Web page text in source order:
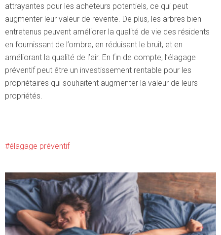
attrayantes pour les acheteurs potentiels, ce qui peut
augmenter leur valeur de revente. De plus, les arbres bien
entretenus peuvent améliorer la qualité de vie des résidents
en fournissant de l’ombre, en réduisant le bruit, et en
améliorant la qualité de l’air. En fin de compte, l’élagage
préventif peut être un investissement rentable pour les
propriétaires qui souhaitent augmenter la valeur de leurs
propriétés.
élagage préventif